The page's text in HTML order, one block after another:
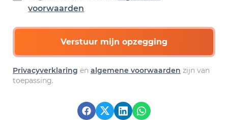
voorwaarden
Verstuur mijn opzegging
Privacyverklaring en algemene voorwaarden zijn van
toepassing.